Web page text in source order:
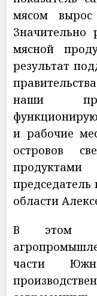
мясом
Значительно
мясной
результат
наши
и рабочие
островов
председатель
области
В этом
части